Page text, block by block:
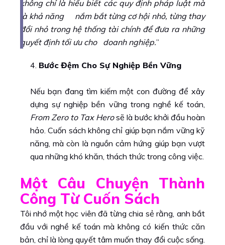
không chỉ là hiểu biết các quy định pháp luật mà
là khả năng nắm bắt từng cơ hội nhỏ, từng thay
đổi nhỏ trong hệ thống tài chính để đưa ra những
quyết định tối ưu cho doanh nghiệp.”
Bước Đệm Cho Sự Nghiệp Bền Vững
Nếu bạn đang tìm kiếm một con đường để xây
dựng sự nghiệp bền vững trong nghề kế toán,
From Zero to Tax Herosẽ là bước khởi đầu hoàn
hảo. Cuốn sách không chỉ giúp bạn nắm vững kỹ
năng, mà còn là nguồn cảm hứng giúp bạn vượt
qua những khó khăn, thách thức trong công việc.
Một Câu Chuyện Thành
Công Từ Cuốn Sách
Tôi nhớ một học viên đã từng chia sẻ rằng, anh bắt
đầu với nghề kế toán mà không có kiến thức căn
bản, chỉ là lòng quyết tâm muốn thay đổi cuộc sống.